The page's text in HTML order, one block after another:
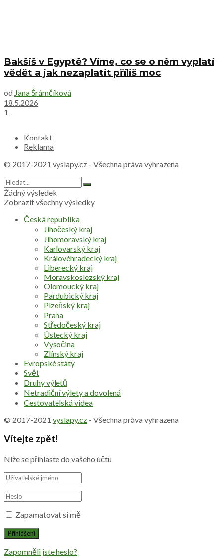
Bakšiš v Egyptě? Víme, co se o něm vyplatí
vědět a jak nezaplatit příliš moc
od Jana Šrámčíková
18.5.2026
1
Kontakt
Reklama
© 2017-2021 vyslapy.cz - Všechna práva vyhrazena
Žádný výsledek
Zobrazit všechny výsledky
Česká republika
Jihočeský kraj
Jihomoravský kraj
Karlovarský kraj
Královéhradecký kraj
Liberecký kraj
Moravskoslezský kraj
Olomoucký kraj
Pardubický kraj
Plzeňský kraj
Praha
Středočeský kraj
Ústecký kraj
Vysočina
Zlínský kraj
Evropské státy
Svět
Druhy výletů
Netradiční výlety a dovolená
Cestovatelská videa
© 2017-2021 vyslapy.cz - Všechna práva vyhrazena
Vítejte zpět!
Níže se přihlaste do vašeho účtu
Zapamatovat si mě
Zapomněli jste heslo?